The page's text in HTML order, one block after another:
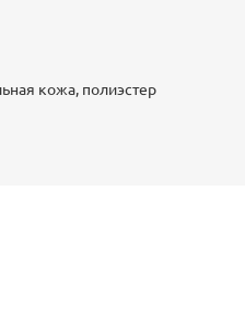
кожа, полиэстер